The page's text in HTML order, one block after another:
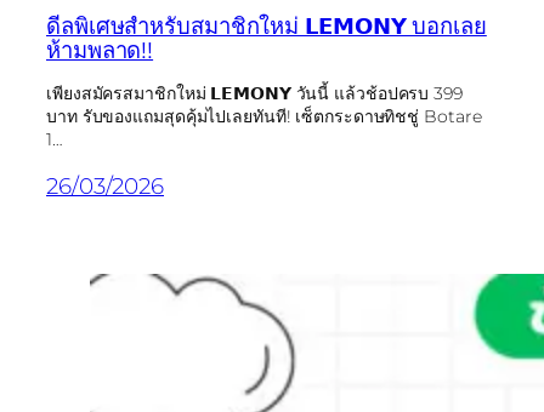
ดีลพิเศษสำหรับสมาชิกใหม่ 𝗟𝗘𝗠𝗢𝗡𝗬 บอกเลย
ห้ามพลาด!!
เพียงสมัครสมาชิกใหม่ 𝗟𝗘𝗠𝗢𝗡𝗬 วันนี้ แล้วช้อปครบ 399
บาท รับของแถมสุดคุ้มไปเลยทันที! เซ็ตกระดาษทิชชู่ Botare
1…
26/03/2026